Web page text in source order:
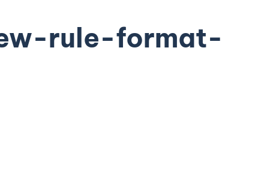
rule-format-